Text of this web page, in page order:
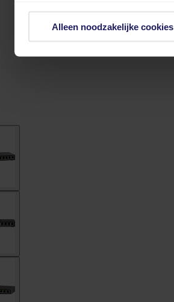
Alleen noodzakelijke cookies